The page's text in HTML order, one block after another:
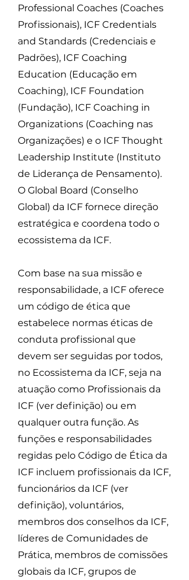
Professional Coaches (Coaches
Profissionais), ICF Credentials
and Standards (Credenciais e
Padrões), ICF Coaching
Education (Educação em
Coaching), ICF Foundation
(Fundação), ICF Coaching in
Organizations (Coaching nas
Organizações) e o ICF Thought
Leadership Institute (Instituto
de Liderança de Pensamento).
O Global Board (Conselho
Global) da ICF fornece direção
estratégica e coordena todo o
ecossistema da ICF.
Com base na sua missão e
responsabilidade, a ICF oferece
um código de ética que
estabelece normas éticas de
conduta profissional que
devem ser seguidas por todos,
no Ecossistema da ICF, seja na
atuação como Profissionais da
ICF (ver definição) ou em
qualquer outra função. As
funções e responsabilidades
regidas pelo Código de Ética da
ICF incluem profissionais da ICF,
funcionários da ICF (ver
definição), voluntários,
membros dos conselhos da ICF,
líderes de Comunidades de
Prática, membros de comissões
globais da ICF, grupos de